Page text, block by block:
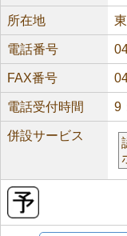
所在地
電話番号
FAX番号
電話受付時間 9
併設サービス